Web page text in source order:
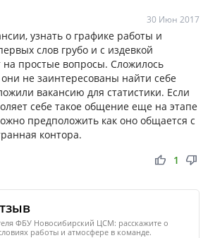
30 Июн 2017
узнать о графике работы и
слов грубо и с издевкой
на простые вопросы. Сложилось
не заинтересованы найти себе
вакансию для статистики. Если
себе такое общение еще на этапе
предположить как оно общается с
контора.
thumb_up thumb_down
1
ФБУ Новосибирский ЦСМ: расскажите о
работы и атмосфере в команде.